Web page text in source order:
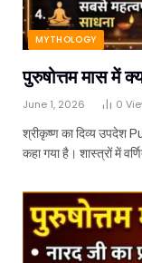
MYTHOLOGY
पुरुषोत्तम मास में
June 1, 2026 0
श्रीकृष्ण का दिव्य उपदेश
कहा गया है। शास्त्रों में